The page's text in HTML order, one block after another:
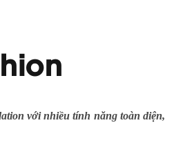
với nhiều tính năng toàn diện,